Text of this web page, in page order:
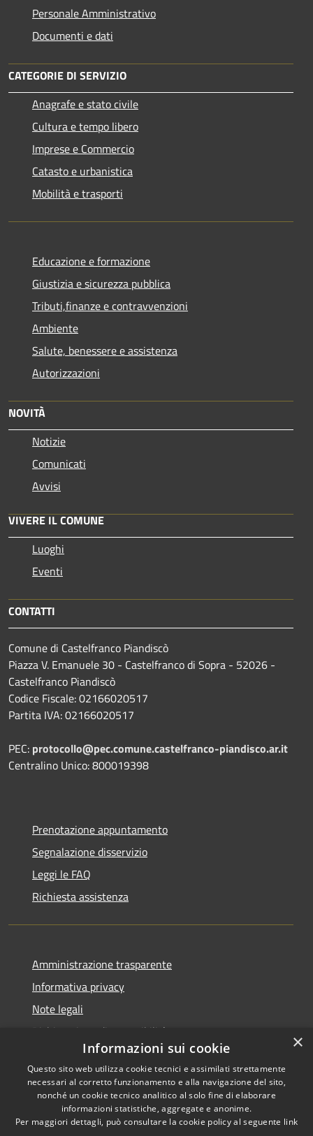
Personale Amministrativo
Documenti e dati
CATEGORIE DI SERVIZIO
Anagrafe e stato civile
Cultura e tempo libero
Imprese e Commercio
Catasto e urbanistica
Mobilità e trasporti
Educazione e formazione
Giustizia e sicurezza pubblica
Tributi,finanze e contravvenzioni
Ambiente
Salute, benessere e assistenza
Autorizzazioni
NOVITÀ
Notizie
Comunicati
Avvisi
VIVERE IL COMUNE
Luoghi
Eventi
CONTATTI
Comune di Castelfranco Piandiscò
Piazza V. Emanuele 30 - Castelfranco di Sopra - 52026 -
Castelfranco Piandiscò
Codice Fiscale: 02166020517
Partita IVA: 02166020517
PEC: protocollo@pec.comune.castelfranco-piandisco.ar.it
Centralino Unico: 800019398
Prenotazione appuntamento
Segnalazione disservizio
Leggi le FAQ
Richiesta assistenza
Amministrazione trasparente
Informativa privacy
Note legali
Dichiarazione di accessibilità
Accessibilità
Copyright © 2025 •
Comune di Castelfranco
×
Informazioni sui cookie
Questo sito web utilizza cookie tecnici e assimilati strettamente
necessari al corretto funzionamento e alla navigazione del sito,
nonché un cookie tecnico analitico al solo fine di elaborare
informazioni statistiche, aggregate e anonime.
Per maggiori dettagli, può consultare la cookie policy al seguente link